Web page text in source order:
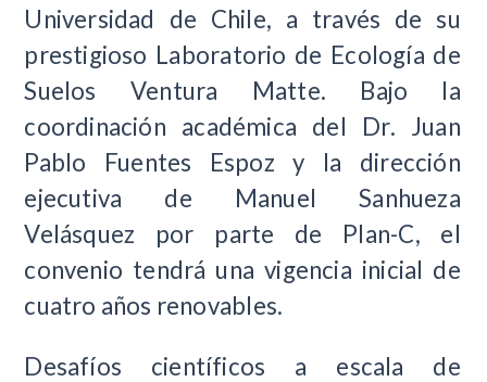
Universidad de Chile, a través de su
prestigioso Laboratorio de Ecología de
Suelos Ventura Matte. Bajo la
coordinación académica del Dr. Juan
Pablo Fuentes Espoz y la dirección
ejecutiva de Manuel Sanhueza
Velásquez por parte de Plan-C, el
convenio tendrá una vigencia inicial de
cuatro años renovables.
Desafíos científicos a escala de